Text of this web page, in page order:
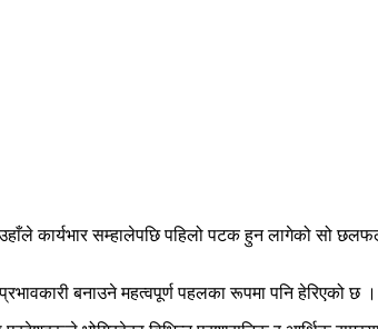
कार्यभार सम्हालेपछि पहिलो पटक हुन लागेको सो
बनाउने महत्वपूर्ण पहलका रूपमा पनि हेरिएको छ ।